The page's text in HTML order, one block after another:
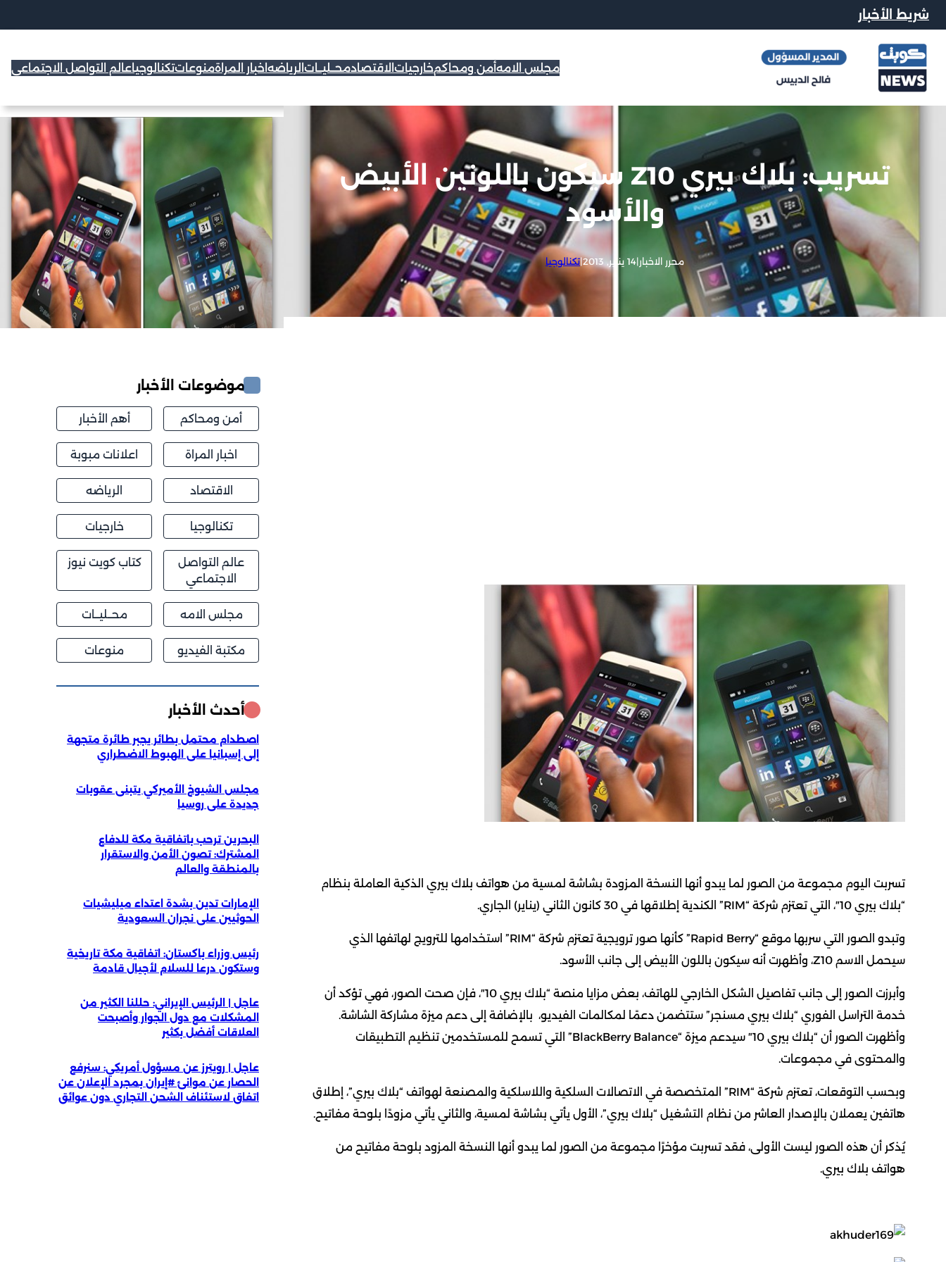
شريط الأخبار
مجلس الامهأمن ومحاكمخارجيات الاقتصادمحــليــات الرياضه اخبار المراةمنوعاتتكنالوجياعالم التواصل الاجتماعي
تسريب: بلاك بيري Z10 سيكون باللونين الأبيض
والأسود
محرر الاخبار|14 يناير, 2013 |تكنالوجيا
تسربت اليوم مجموعة من الصور لما يبدو أنها النسخة المزودة بشاشة لمسية من هواتف بلاك بيري الذكية العاملة بنظام
“بلاك بيري 10″، التي تعتزم شركة “RIM” الكندية إطلاقها في 30 كانون الثاني (يناير) الجاري.
وتبدو الصور التي سربها موقع “Rapid Berry” كأنها صور ترويجية تعتزم شركة “RIM” استخدامها للترويج لهاتفها الذي
سيحمل الاسم Z10، وأظهرت أنه سيكون باللون الأبيض إلى جانب الأسود.
وأبرزت الصور إلى جانب تفاصيل الشكل الخارجي للهاتف، بعض مزايا منصة “بلاك بيري 10″، فإن صحت الصور، فهي تؤكد أن
خدمة التراسل الفوري “بلاك بيري مسنجر” ستتضمن دعمًا لمكالمات الفيديو، بالإضافة إلى دعم ميزة مشاركة الشاشة.
وأظهرت الصور أن “بلاك بيري 10″ سيدعم ميزة “BlackBerry Balance” التي تسمح للمستخدمين تنظيم التطبيقات
والمحتوى في مجموعات.
وبحسب التوقعات، تعتزم شركة “RIM” المتخصصة في الاتصالات السلكية واللاسلكية والمصنعة لهواتف “بلاك بيري”، إطلاق
هاتفين يعملان بالإصدار العاشر من نظام التشغيل “بلاك بيري”، الأول يأتي بشاشة لمسية، والثاني يأتي مزودًا بلوحة مفاتيح.
يُذكر أن هذه الصور ليست الأولى، فقد تسربت مؤخرًا مجموعة من الصور لما يبدو أنها النسخة المزود بلوحة مفاتيح من
هواتف بلاك بيري.
موضوعات الأخبار
أمن ومحاكم أهم الأخبار
اخبار المراة اعلانات مبوبة
الاقتصاد الرياضه
تكنالوجيا خارجيات
عالم التواصل
الاجتماعي
كتاب كويت نيوز
مجلس الامه محــليــات
مكتبة الفيديو منوعات
أحدث الأخبار
اصطدام محتمل بطائر يجبر طائرة متجهة
إلى إسبانيا على الهبوط الاضطراري
مجلس الشيوخ الأميركي يتبنى عقوبات
جديدة على روسيا
البحرين ترحب باتفاقية مكة للدفاع
المشترك: تصون الأمن والاستقرار
بالمنطقة والعالم
الإمارات تدين بشدة اعتداء ميليشيات
الحوثيين على نجران السعودية
رئيس وزراء باكستان: اتفاقية مكة تاريخية
وستكون درعا للسلام لأجيال قادمة
عاجل | الرئيس الإيراني: حللنا الكثير من
المشكلات مع دول الجوار وأصبحت
العلاقات أفضل بكثير
عاجل | رويترز عن مسؤول أمريكي: سنرفع
الحصار عن موانئ #إيران بمجرد الإعلان عن
اتفاق لاستئناف الشحن التجاري دون عوائق